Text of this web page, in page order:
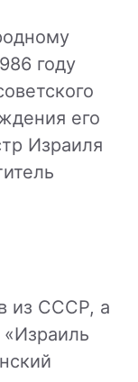
году
его
Израиля
из СССР, а